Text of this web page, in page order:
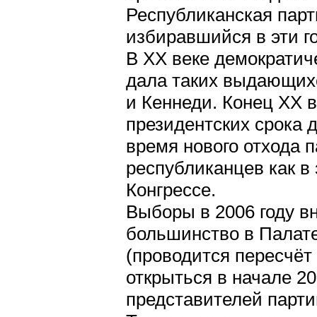
Республиканская
избиравшийся в эти
В XX веке
дала таких
и Кеннеди. Конец XX
президентских
время нового отхода
республиканцев как
Конгрессе.
Выборы в 2006 году
большинство в
(проводится
открыться в начале
представителей